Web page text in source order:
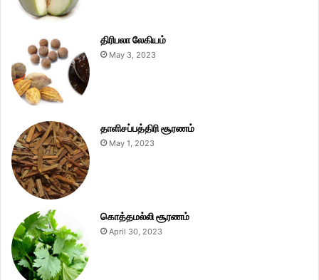
திரிபலா லேகியம்
May 3, 2023
தாளிசப்பத்திரி சூரணம்
May 1, 2023
கொத்தமல்லி சூரணம்
April 30, 2023